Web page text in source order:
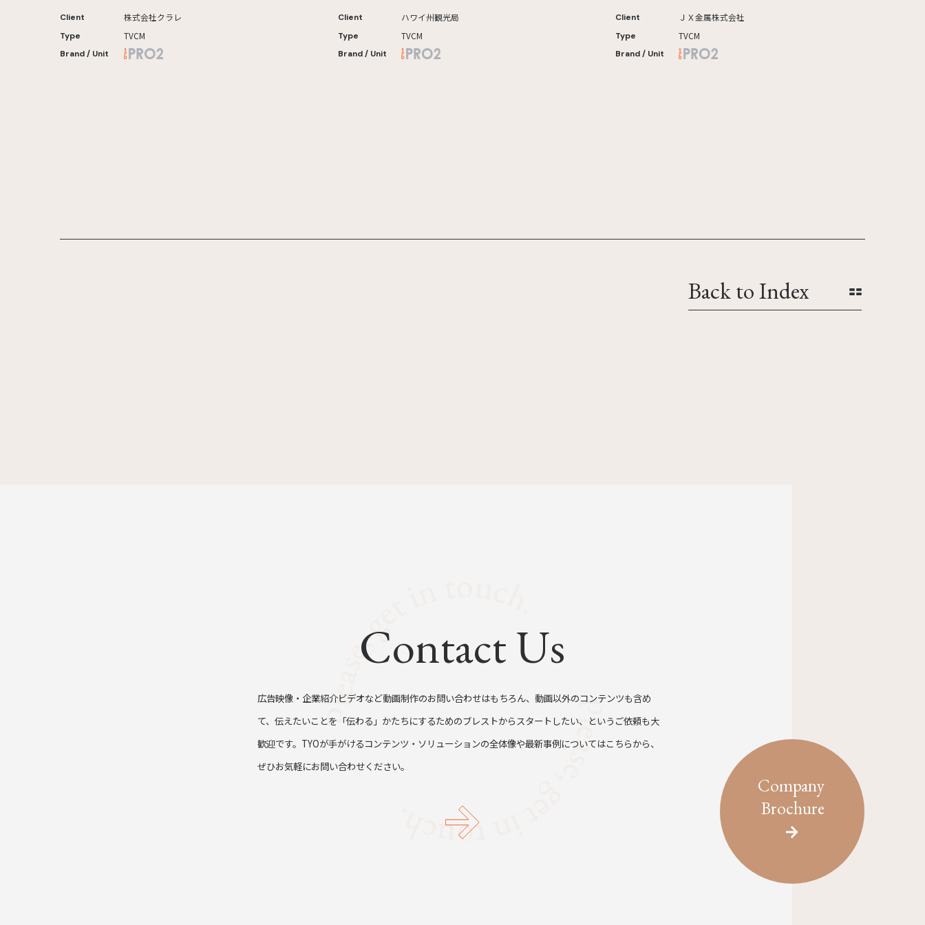
Client 株式会社クラレ
Type TVCM
Brand / Unit
Client ハワイ州観光局
Type TVCM
Brand / Unit
Client ＪＸ金属株式会社
Type TVCM
Brand / Unit
Back to Index
Contact Us
広告映像・企業紹介ビデオなど動画制作のお問い合わせはもちろん、動画以外のコンテンツも含め
て、伝えたいことを「伝わる」かたちにするためのブレストからスタートしたい、というご依頼も大
歓迎です。TYOが手がけるコンテンツ・ソリューションの全体像や最新事例についてはこちらから、
ぜひお気軽にお問い合わせください。
Company
Brochure